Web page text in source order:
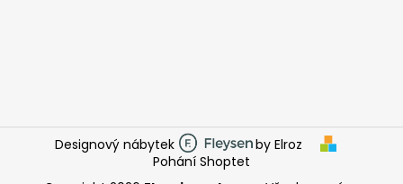
Designový nábytek
by Elroz
Pohání Shoptet